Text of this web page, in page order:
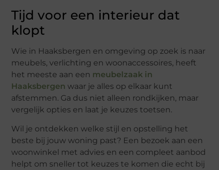
Tijd voor een interieur dat
klopt
Wie in Haaksbergen en omgeving op zoek is naar
meubels, verlichting en woonaccessoires, heeft
het meeste aan een meubelzaak in
Haaksbergen waar je alles op elkaar kunt
afstemmen. Ga dus niet alleen rondkijken, maar
vergelijk opties en laat je keuzes toetsen.
Wil je ontdekken welke stijl en opstelling het
beste bij jouw woning past? Een bezoek aan een
woonwinkel met advies en een compleet aanbod
helpt om sneller tot keuzes te komen die echt bij